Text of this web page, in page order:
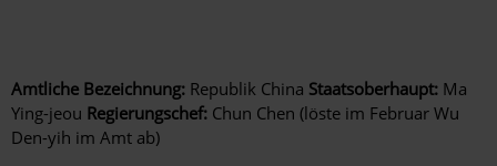
Amtliche Bezeichnung: Republik China Staatsoberhaupt: Ma
Ying-jeou Regierungschef: Chun Chen (löste im Februar Wu
Den-yih im Amt ab)